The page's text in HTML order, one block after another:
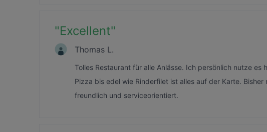
"Excellent"
Thomas L.
Tolles Restaurant für alle Anlässe. Ich persönlich nutze es
Pizza bis edel wie Rinderfilet ist alles auf der Karte.
freundlich und serviceorientiert.